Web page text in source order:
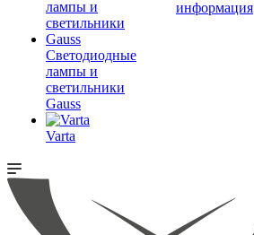
Светодиодные
лампы и
светильники
Gauss
Varta
информация